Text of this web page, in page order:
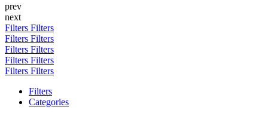
prev
next
Filters Filters
Filters Filters
Filters Filters
Filters Filters
Filters Filters
Filters
Categories